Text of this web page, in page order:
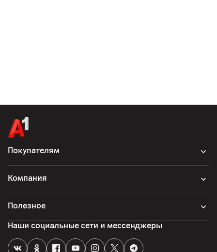
Покупателям
Компания
Полезное
Наши социальные сети и мессенджеры